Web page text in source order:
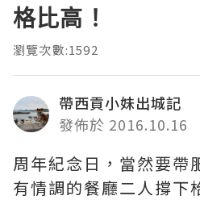
格比高！
瀏覽次數:1592
帶西貢小妹出城記
發佈於 2016.10.16
周年紀念日，當然要帶
有情調的餐廳二人撐下